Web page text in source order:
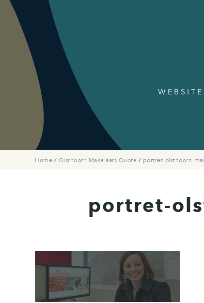
Home / Olsthoorn Makelaars Quote / portret-olsthoorn-
portret-